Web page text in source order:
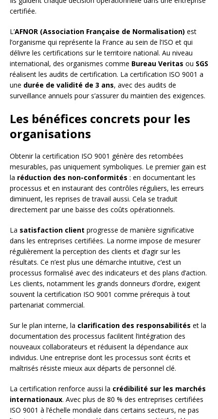
certifiée.
L’AFNOR (Association Française de Normalisation) est
l’organisme qui représente la France au sein de l’ISO et qui
délivre les certifications sur le territoire national. Au niveau
international, des organismes comme Bureau Veritas ou SGS
réalisent les audits de certification. La certification ISO 9001 a
une durée de validité de 3 ans, avec des audits de
surveillance annuels pour s’assurer du maintien des exigences.
Les bénéfices concrets pour les
organisations
Obtenir la certification ISO 9001 génère des retombées
mesurables, pas uniquement symboliques. Le premier gain est
la réduction des non-conformités : en documentant les
processus et en instaurant des contrôles réguliers, les erreurs
diminuent, les reprises de travail aussi. Cela se traduit
directement par une baisse des coûts opérationnels.
La satisfaction client progresse de manière significative
dans les entreprises certifiées. La norme impose de mesurer
régulièrement la perception des clients et d’agir sur les
résultats. Ce n’est plus une démarche intuitive, c’est un
processus formalisé avec des indicateurs et des plans d’action.
Les clients, notamment les grands donneurs d’ordre, exigent
souvent la certification ISO 9001 comme prérequis à tout
partenariat commercial.
Sur le plan interne, la clarification des responsabilités et la
documentation des processus facilitent l’intégration des
nouveaux collaborateurs et réduisent la dépendance aux
individus. Une entreprise dont les processus sont écrits et
maîtrisés résiste mieux aux départs de personnel clé.
La certification renforce aussi la crédibilité sur les marchés
internationaux. Avec plus de 80 % des entreprises certifiées
ISO 9001 à l’échelle mondiale dans certains secteurs, ne pas